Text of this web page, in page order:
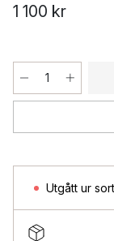
1 100 kr
Utgått ur